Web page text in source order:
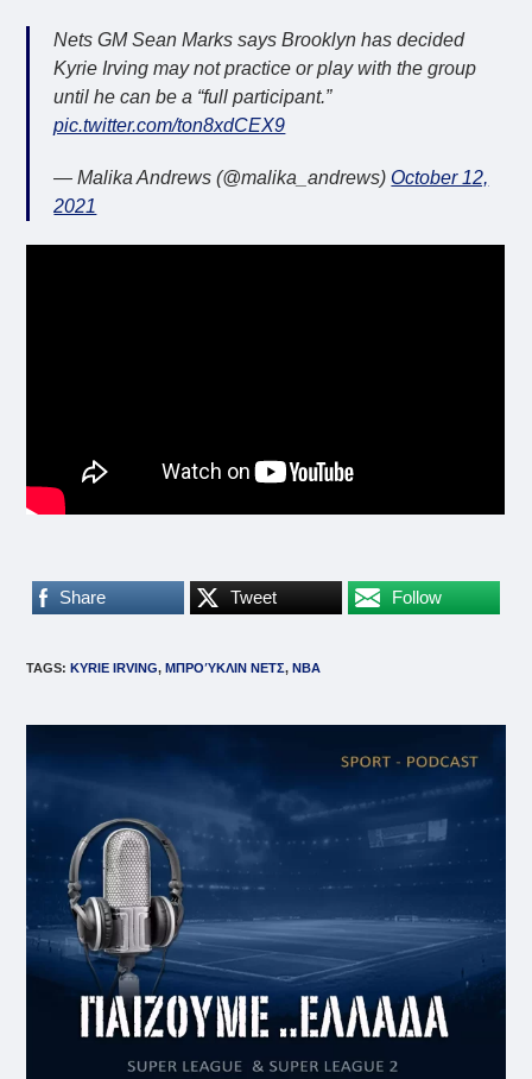
Nets GM Sean Marks says Brooklyn has decided
Kyrie Irving may not practice or play with the group
until he can be a “full participant.”
pic.twitter.com/ton8xdCEX9
— Malika Andrews (@malika_andrews)October 12,
2021
Share Tweet Follow
TAGS: KYRIE IRVING, ΜΠΡΟΎΚΛΙΝ ΝΕΤΣ, ΝΒΑ